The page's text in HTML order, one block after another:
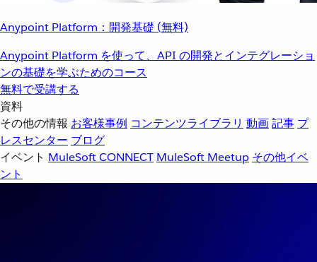
Anypoint Platform：開発基礎 (無料)
Anypoint Platform を使って、API の開発とインテグレーショ
ンの基礎を学ぶためのコース
無料で受講する
資料
その他の情報 お客様事例 コンテンツライブラリ 動画記事 プ
レスセンター ブログ
イベント MuleSoft CONNECT MuleSoft Meetup その他イベ
ント